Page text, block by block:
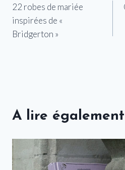
de
l’article
22 robes de mariée
inspirées de «
Bridgerton »
A lire également